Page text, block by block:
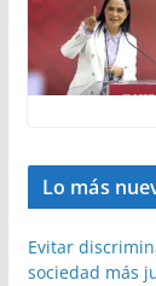
Lo más
Evitar
sociedad más